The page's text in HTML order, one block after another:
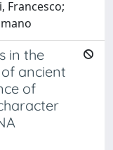
Francesco;
in the
ancient
of